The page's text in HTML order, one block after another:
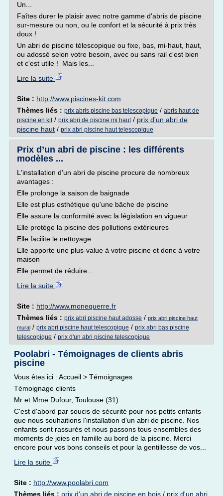
Un...
Faîtes durer le plaisir avec notre gamme d'abris de piscine
sur-mesure ou non, ou le confort et la sécurité à prix très
doux !
Un abri de piscine télescopique ou fixe, bas, mi-haut, haut,
ou adossé selon votre besoin, avec ou sans rail c'est bien
et c'est utile ! Mais les...
Lire la suite
Site : http://www.piscines-kit.com
Thèmes liés : prix abris piscine bas telescopique / abris haut de
piscine en kit/ prix abri de piscine mi haut/ prix d'un abri de
piscine haut / prix abri piscine haut telescopique
Prix d’un abri de piscine : les différents
modèles ...
L'installation d'un abri de piscine procure de nombreux
avantages :
Elle prolonge la saison de baignade
Elle est plus esthétique qu'une bâche de piscine
Elle assure la conformité avec la législation en vigueur
Elle protège la piscine des pollutions extérieures
Elle facilite le nettoyage
Elle apporte une plus-value à votre piscine et donc à votre
maison
Elle permet de réduire...
Lire la suite
Site : http://www.monequerre.fr
Thèmes liés : prix abri piscine haut adosse / prix abri piscine haut
mural / prix abri piscine haut telescopique / prix abri bas piscine
telescopique / prix d'un abri piscine telescopique
Poolabri - Témoignages de clients abris
piscine
Vous êtes ici : Accueil > Témoignages
Témoignage clients
Mr et Mme Dufour, Toulouse (31)
C'est d'abord par soucis de sécurité pour nos petits enfants
que nous souhaitions l'installation d'un abri de piscine. Nos
enfants sont rassurés et nous passons tous ensembles des
moments de joies en famille au bord de la piscine. Merci
encore pour vos bons conseils et pour la gentillesse de vos...
Lire la suite
Site : http://www.poolabri.com
Thèmes liés : prix d'un abri de piscine en bois / prix d'un abri